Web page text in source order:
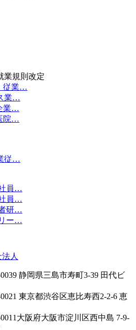
業規則改定
従業…
業…
業…
院…
従…
員…
員…
研…
ー…
静岡県三島市寿町3-39 田代ビ
東京都渋谷区恵比寿西2-2-6 恵
大阪府大阪市淀川区西中島 7-9-